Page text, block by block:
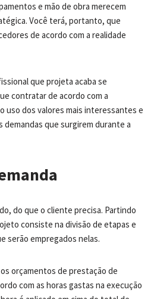
e mão de obra merecem
Você terá, portanto, que
de acordo com a realidade
que projeta acaba se
contratar de acordo com a
uso dos valores mais interessantes e
demandas que surgirem durante a
do que o cliente precisa. Partindo
consiste na divisão de etapas e
serão empregados nelas.
orçamentos de prestação de
com as horas gastas na execução